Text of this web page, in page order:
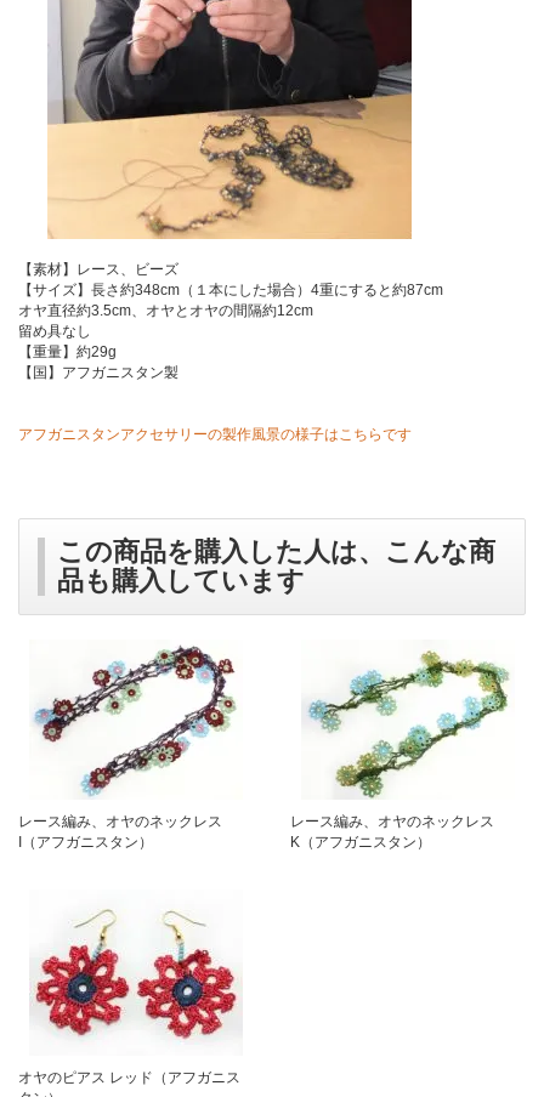
【素材】レース、ビーズ
【サイズ】長さ約348cm（１本にした場合）4重にすると約87cm
オヤ直径約3.5cm、オヤとオヤの間隔約12cm
留め具なし
【重量】約29g
【国】アフガニスタン製
アフガニスタンアクセサリーの製作風景の様子はこちらです
この商品を購入した人は、こんな商
品も購入しています
レース編み、オヤのネックレス
I（アフガニスタン）
レース編み、オヤのネックレス
K（アフガニスタン）
オヤのピアス レッド（アフガニス